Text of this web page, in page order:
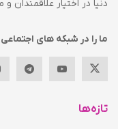
دنیا در اختیار علاقمندان
ما را در شبکه های اجتماعی
تازه‌ها